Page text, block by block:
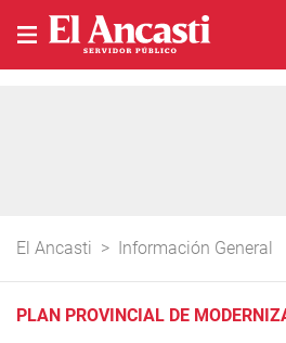
El Ancasti > Información General
PLAN PROVINCIAL DE